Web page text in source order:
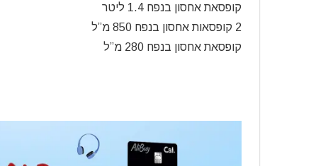
קופסאת אחסון בנפח 1.4 ליטר
2 קופסאות אחסון בנפח 850 מ”ל
קופסאת אחסון בנפח 280 מ”ל